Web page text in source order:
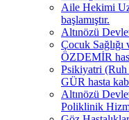
Aile Hekimi
başlamıştır.
Altınözü
Çocuk Sağlığı
ÖZDEMİR
Psikiyatri (Ruh
GÜR hasta
Altınözü
Poliklinik